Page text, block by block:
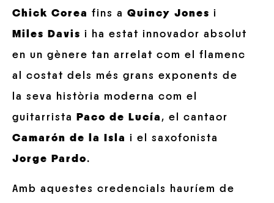
Chick Corea fins a Quincy Jones i
Miles Davis i ha estat innovador absolut
en un gènere tan arrelat com el flamenc
al costat dels més grans exponents de
la seva història moderna com el
guitarrista
Paco de Lucía , el cantaor
Camarón de la Isla i el saxofonista
Jorge Pardo.
Amb aquestes credencials hauríem de